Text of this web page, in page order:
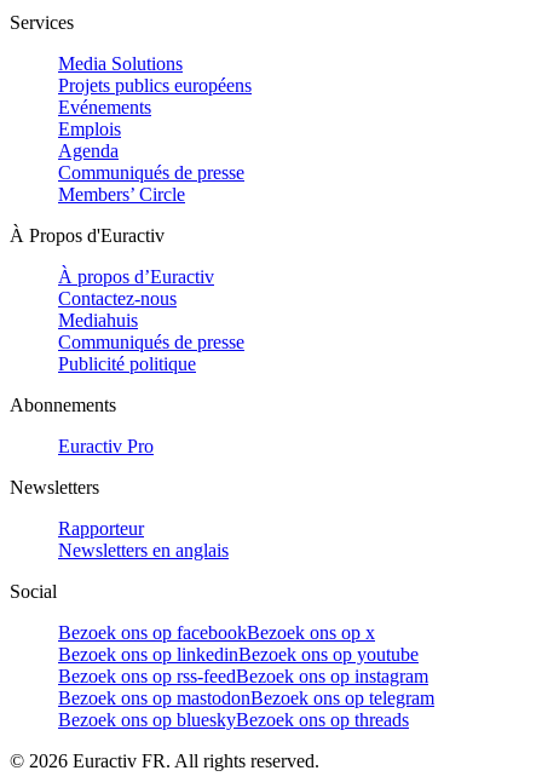
Services
Media Solutions
Projets publics européens
Evénements
Emplois
Agenda
Communiqués de presse
Members’ Circle
À Propos d'Euractiv
À propos d’Euractiv
Contactez-nous
Mediahuis
Communiqués de presse
Publicité politique
Abonnements
Euractiv Pro
Newsletters
Rapporteur
Newsletters en anglais
Social
Bezoek ons op facebookBezoek ons op x
Bezoek ons op linkedinBezoek ons op youtube
Bezoek ons op rss-feedBezoek ons op instagram
Bezoek ons op mastodonBezoek ons op telegram
Bezoek ons op blueskyBezoek ons op threads
© 2026 Euractiv FR. All rights reserved.